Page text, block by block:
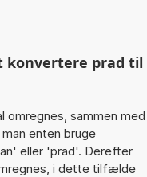
konvertere prad til
omregnes, sammen med
enten bruge
eller 'prad'. Derefter
i dette tilfælde